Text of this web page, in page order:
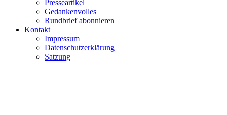
Presseartikel
Gedankenvolles
Rundbrief abonnieren
Kontakt
Impressum
Datenschutzerklärung
Satzung